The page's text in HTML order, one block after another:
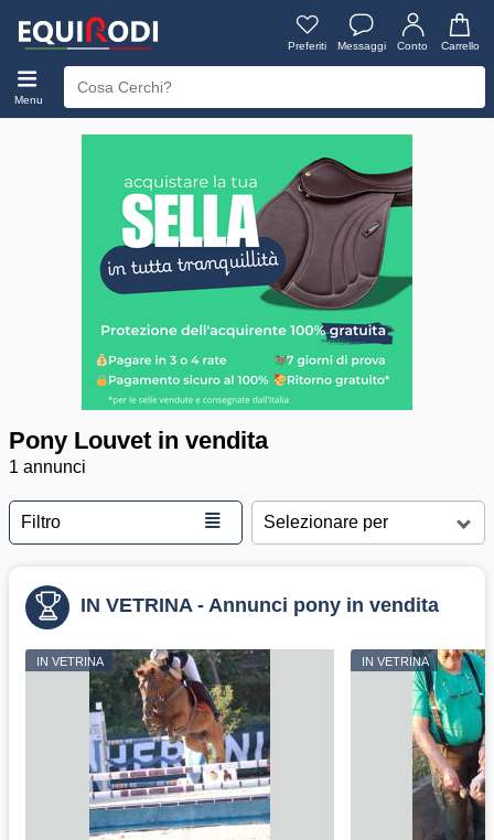
Preferiti Messaggi Conto Carrello
Menu
Pony Louvet in vendita
1 annunci
Filtro ≣
IN VETRINA - Annunci pony in vendita
IN VETRINA IN VETRINA